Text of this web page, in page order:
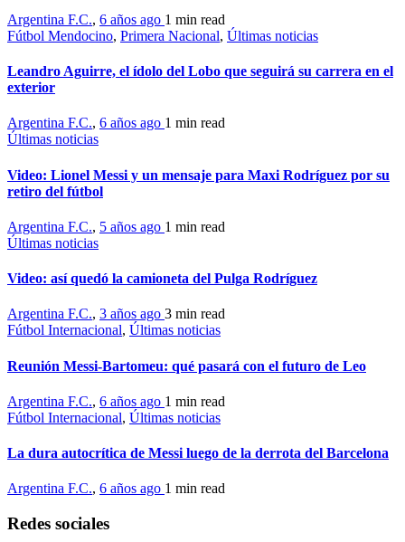
Argentina F.C., 6 años ago 1 min read
Fútbol Mendocino, Primera Nacional, Últimas noticias
Leandro Aguirre, el ídolo del Lobo que seguirá su carrera en el
exterior
Argentina F.C., 6 años ago 1 min read
Últimas noticias
Video: Lionel Messi y un mensaje para Maxi Rodríguez por su
retiro del fútbol
Argentina F.C., 5 años ago 1 min read
Últimas noticias
Video: así quedó la camioneta del Pulga Rodríguez
Argentina F.C., 3 años ago 3 min read
Fútbol Internacional, Últimas noticias
Reunión Messi-Bartomeu: qué pasará con el futuro de Leo
Argentina F.C., 6 años ago 1 min read
Fútbol Internacional, Últimas noticias
La dura autocrítica de Messi luego de la derrota del Barcelona
Argentina F.C., 6 años ago 1 min read
Redes sociales